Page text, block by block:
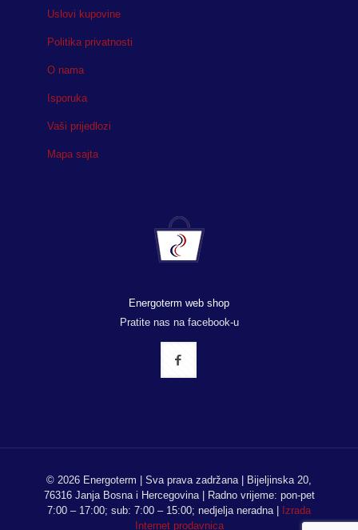
Uslovi kupovine
Politika privatnosti
O nama
Isporuka
Vaši prijedlozi
Mapa sajta
Energoterm web shop
Pratite nas na facebook-u
© 2026 Energoterm | Sva prava zadržana | Bijeljinska 20,
76316 Janja Bosna i Hercegovina | Radno vrijeme: pon-pet
7:00 – 17:00; sub: 7:00 – 15:00; nedjelja neradna |
Izrada
Internet prodavnica